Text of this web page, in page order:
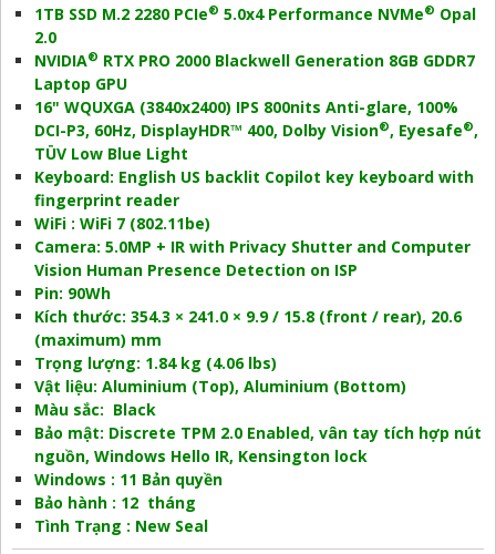
1TB SSD M.2 2280 PCIe® 5.0x4 Performance NVMe® Opal
2.0
NVIDIA® RTX PRO 2000 Blackwell Generation 8GB GDDR7
Laptop GPU
16" WQUXGA (3840x2400) IPS 800nits Anti-glare, 100%
DCI-P3, 60Hz, DisplayHDR™ 400, Dolby Vision®, Eyesafe®,
TÜV Low Blue Light
Keyboard: English US backlit Copilot key keyboard with
fingerprint reader
WiFi : WiFi 7 (802.11be)
Camera: 5.0MP + IR with Privacy Shutter and Computer
Vision Human Presence Detection on ISP
Pin: 90Wh
Kích thước: 354.3 × 241.0 × 9.9 / 15.8 (front / rear), 20.6
(maximum) mm
Trọng lượng: 1.84 kg (4.06 lbs)
Vật liệu: Aluminium (Top), Aluminium (Bottom)
Màu sắc: Black
Bảo mật: Discrete TPM 2.0 Enabled, vân tay tích hợp nút
nguồn, Windows Hello IR, Kensington lock
Windows : 11 Bản quyền
Bảo hành : 12 tháng
Tình Trạng : New Seal